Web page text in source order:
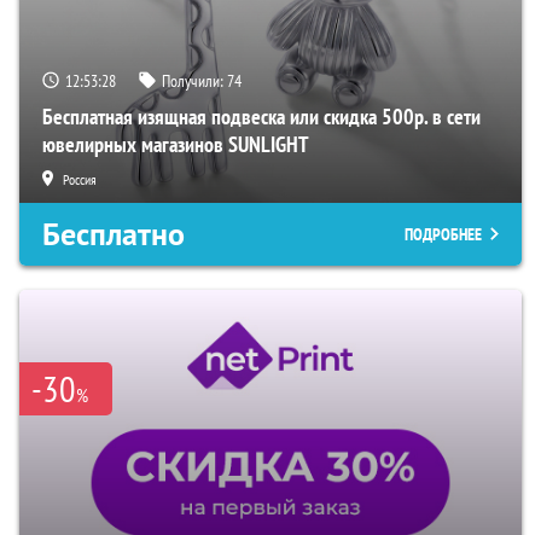
12:53:27 Получили:74
Бесплатная изящная подвеска или скидка 500р. в сети
ювелирных магазинов SUNLIGHT
Россия
Бесплатно ПОДРОБНЕЕ
-30%